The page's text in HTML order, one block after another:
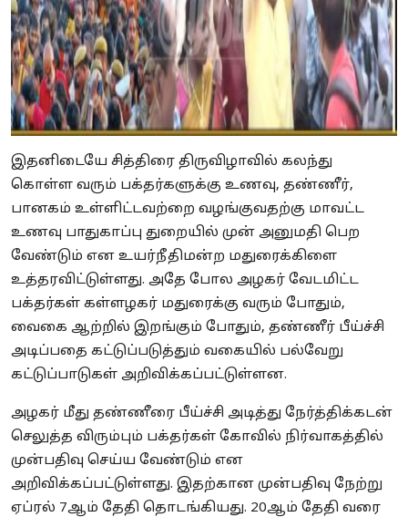
இதனிடையே சித்திரை திருவிழாவில் கலந்து
கொள்ள வரும் பக்தர்களுக்கு உணவு, தண்ணீர்,
பானகம் உள்ளிட்டவற்றை வழங்குவதற்கு மாவட்ட
உணவு பாதுகாப்பு துறையில் முன் அனுமதி பெற
வேண்டும் என உயர்நீதிமன்ற மதுரைக்கிளை
உத்தரவிட்டுள்ளது. அதே போல அழகர் வேடமிட்ட
பக்தர்கள் கள்ளழகர் மதுரைக்கு வரும் போதும்,
வைகை ஆற்றில் இறங்கும் போதும், தண்ணீர் பீய்ச்சி
அடிப்பதை கட்டுப்படுத்தும் வகையில் பல்வேறு
கட்டுப்பாடுகள் அறிவிக்கப்பட்டுள்ளன.
அழகர் மீது தண்ணீரை பீய்ச்சி அடித்து நேர்த்திக்கடன்
செலுத்த விரும்பும் பக்தர்கள் கோவில் நிர்வாகத்தில்
முன்பதிவு செய்ய வேண்டும் என
அறிவிக்கப்பட்டுள்ளது. இதற்கான முன்பதிவு நேற்று
ஏப்ரல் 7ஆம் தேதி தொடங்கியது. 20ஆம் தேதி வரை